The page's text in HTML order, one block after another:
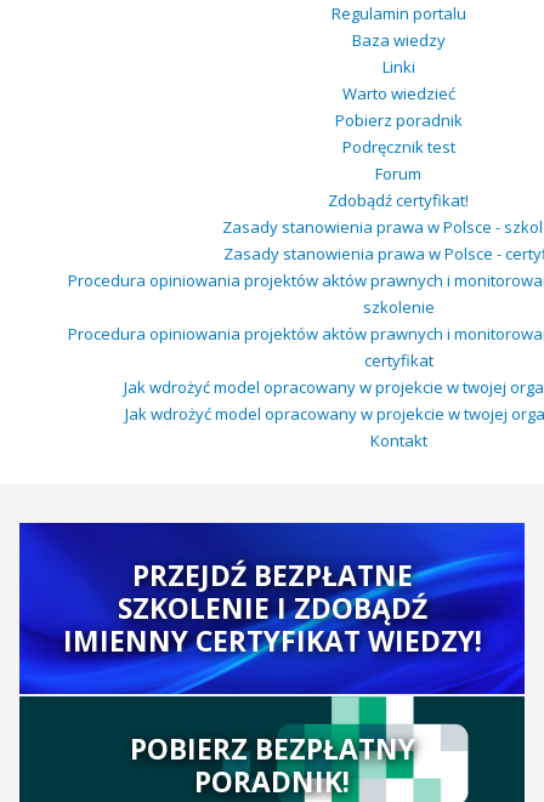
Regulamin portalu
Baza wiedzy
Linki
Warto wiedzieć
Pobierz poradnik
Podręcznik test
Forum
Zdobądź certyfikat!
Zasady stanowienia prawa w Polsce -
Zasady stanowienia prawa w Polsce -
Procedura opiniowania projektów aktów prawnych i
szkolenie
Procedura opiniowania projektów aktów prawnych i
certyfikat
Jak wdrożyć model opracowany w projekcie w twojej
Jak wdrożyć model opracowany w projekcie w twojej
Kontakt
PRZEJDŹ BEZPŁATNE
SZKOLENIE I ZDOBĄDŹ
IMIENNY CERTYFIKAT WIEDZY!
POBIERZ BEZPŁATNY
PORADNIK!